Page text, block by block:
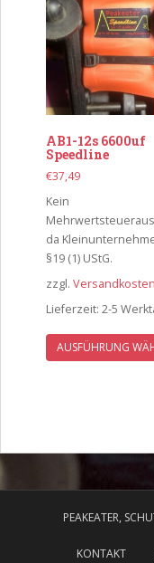
AB1-12s 6600uf
Speedline
€37,49
Kein
da
§19 (1) UStG.
zzgl. Versandkosten
Lieferzeit: 2-5
AUSFÜHRUNG
PEAKEATER,
KONTAKT